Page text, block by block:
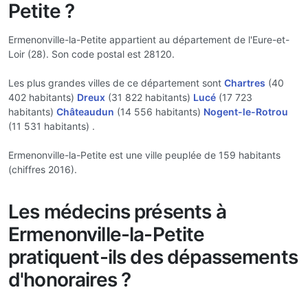
Petite ?
Ermenonville-la-Petite appartient au département de l'Eure-et-
Loir (28). Son code postal est 28120.
Les plus grandes villes de ce département sont Chartres (40
402 habitants) Dreux (31 822 habitants) Lucé (17 723
habitants) Châteaudun (14 556 habitants) Nogent-le-Rotrou
(11 531 habitants) .
Ermenonville-la-Petite est une ville peuplée de 159 habitants
(chiffres 2016).
Les médecins présents à
Ermenonville-la-Petite
pratiquent-ils des dépassements
d'honoraires ?